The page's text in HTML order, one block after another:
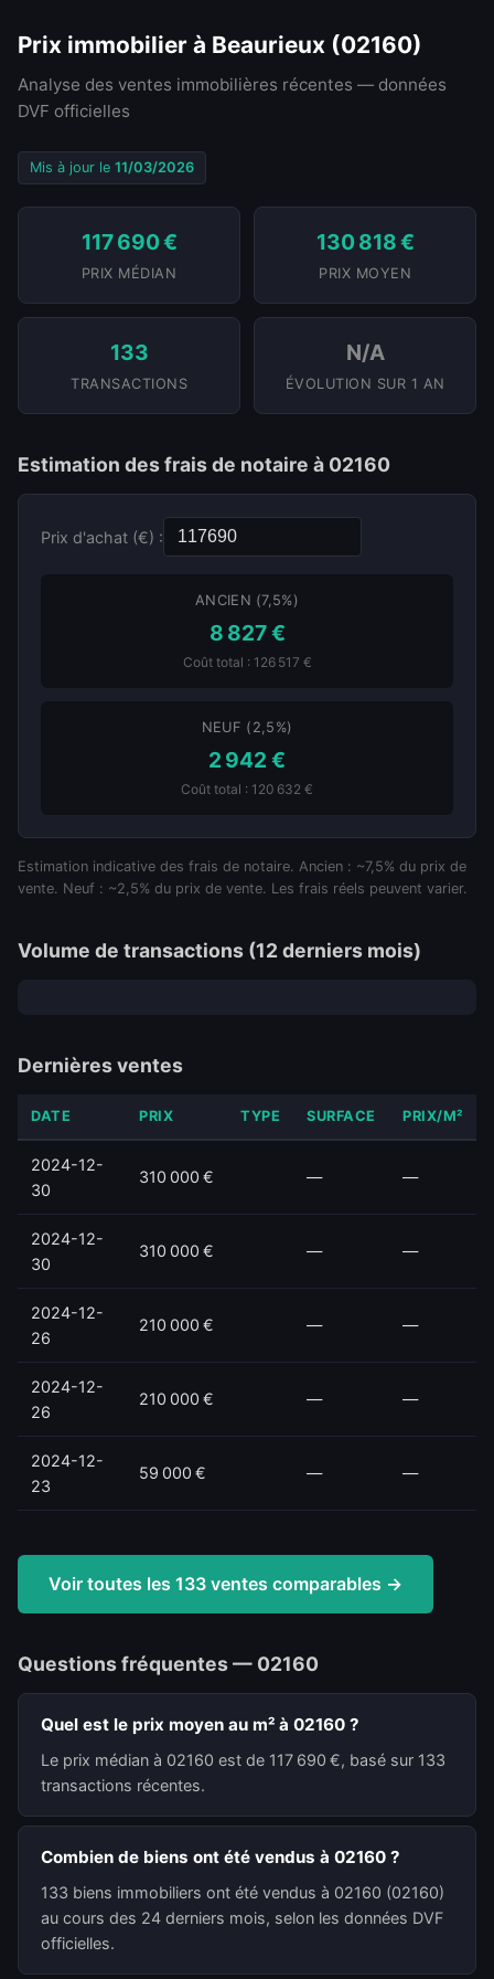
Prix immobilier à Beaurieux (02160)
Analyse des ventes immobilières récentes — données
DVF officielles
Mis à jour le 11/03/2026
117 690 €
PRIX MÉDIAN
130 818 €
PRIX MOYEN
133
TRANSACTIONS
N/A
ÉVOLUTION SUR 1 AN
Estimation des frais de notaire à 02160
Prix d'achat (€) :
ANCIEN (7,5%)
8 827 €
Coût total : 126 517 €
NEUF (2,5%)
2 942 €
Coût total : 120 632 €
Estimation indicative des frais de notaire. Ancien : ~7,5% du prix de
vente. Neuf : ~2,5% du prix de vente. Les frais réels peuvent varier.
Volume de transactions (12 derniers mois)
Dernières ventes
DATE PRIX TYPE SURFACE PRIX/M²
2024-12-
30
310 000 € — —
2024-12-
30
310 000 € — —
2024-12-
26
210 000 € — —
2024-12-
26
210 000 € — —
2024-12-
23
59 000 € — —
Voir toutes les 133 ventes comparables →
Questions fréquentes — 02160
Quel est le prix moyen au m² à 02160 ?
Le prix médian à 02160 est de 117 690 €, basé sur 133
transactions récentes.
Combien de biens ont été vendus à 02160 ?
133 biens immobiliers ont été vendus à 02160 (02160)
au cours des 24 derniers mois, selon les données DVF
officielles.